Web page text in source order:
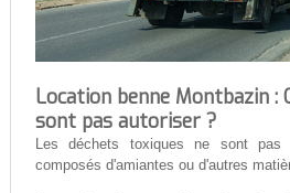
Location benne Montbazin :
sont pas autoriser ?
Les déchets toxiques ne sont
composés d'amiantes ou d'autres